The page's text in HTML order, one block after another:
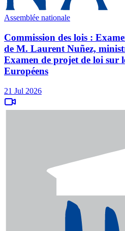
Assemblée nationale
Commission des lois :
de M. Laurent Nuñez,
Examen de projet de loi sur
Européens
21 Jul 2026